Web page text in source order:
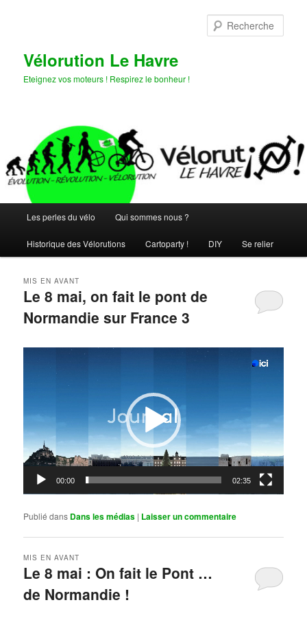
Vélorution Le Havre
Eteignez vos moteurs ! Respirez le bonheur !
principal
Les perles du vélo Qui sommes nous ?
Historique des Vélorutions Cartoparty ! DIY Se relier
Le 8 mai, on fait le pont de
Normandie sur France 3
MIS EN AVANT
00:00 02:35
Publié dans Dans les médias | Laisser un commentaire
Le 8 mai : On fait le Pont …
de Normandie !
MIS EN AVANT